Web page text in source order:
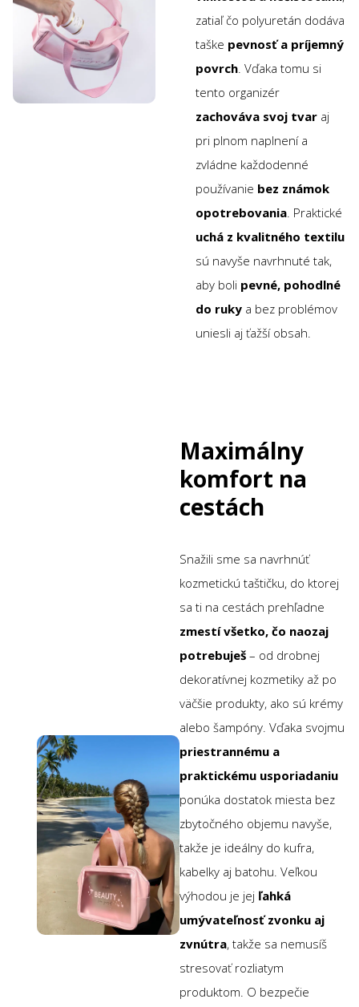
zatiaľ čo polyuretán dodáva
taške pevnosť a príjemný
povrch. Vďaka tomu si
tento organizér
zachováva svoj tvar aj
pri plnom naplnení a
zvládne každodenné
používanie bez známok
opotrebovania. Praktické
uchá z kvalitného textilu
sú navyše navrhnuté tak,
aby boli pevné, pohodlné
do ruky a bez problémov
uniesli aj ťažší obsah.
Maximálny
komfort na
cestách
Snažili sme sa navrhnúť
kozmetickú taštičku, do ktorej
sa ti na cestách prehľadne
zmestí všetko, čo naozaj
potrebuješ – od drobnej
dekoratívnej kozmetiky až po
väčšie produkty, ako sú krémy
alebo šampóny. Vďaka svojmu
priestrannému a
praktickému usporiadaniu
ponúka dostatok miesta bez
zbytočného objemu navyše,
takže je ideálny do kufra,
kabelky aj batohu. Veľkou
výhodou je jej ľahká
umývateľnosť zvonku aj
zvnútra, takže sa nemusíš
stresovať rozliatym
produktom. O bezpečie